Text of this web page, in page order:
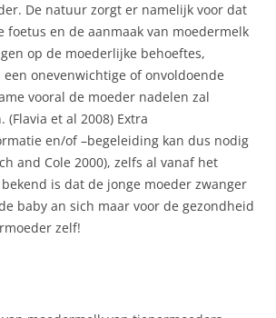
De natuur zorgt er namelijk voor dat
foetus en de aanmaak van moedermelk
op de moederlijke behoeftes,
onevenwichtige of onvoldoende
vooral de moeder nadelen zal
(Flavia et al 2008) Extra
en/of –begeleiding kan dus nodig
and Cole 2000), zelfs al vanaf het
is dat de jonge moeder zwanger
baby an sich maar voor de gezondheid
zelf!